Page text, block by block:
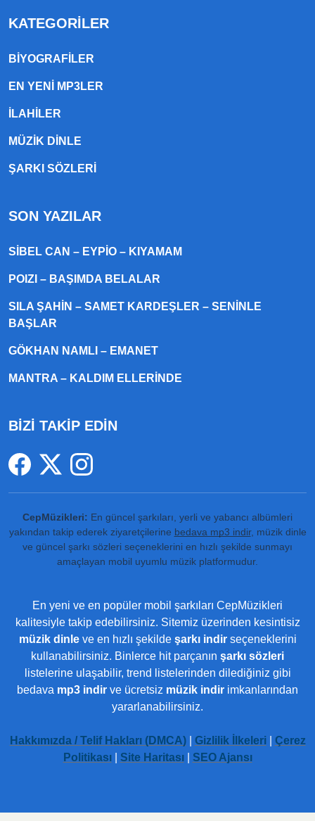
KATEGORILER
BIYOGRAFILER
EN YENI MP3LER
ILAHILER
MÜZIK DINLE
ŞARKI SÖZLERI
SON YAZILAR
SIBEL CAN – EYPIO – KIYAMAM
POIZI – BAŞIMDA BELALAR
SILA ŞAHIN – SAMET KARDEŞLER – SENINLE
BAŞLAR
GÖKHAN NAMLI – EMANET
MANTRA – KALDIM ELLERINDE
BİZİ TAKİP EDİN
CepMüzikleri: En güncel şarkıları, yerli ve yabancı albümleri
yakından takip ederek ziyaretçilerine bedava mp3 indir, müzik dinle
ve güncel şarkı sözleri seçeneklerini en hızlı şekilde sunmayı
amaçlayan mobil uyumlu müzik platformudur.
En yeni ve en popüler mobil şarkıları CepMüzikleri
kalitesiyle takip edebilirsiniz. Sitemiz üzerinden kesintisiz
müzik dinleve en hızlı şekilde şarkı indirseçeneklerini
kullanabilirsiniz. Binlerce hit parçanın şarkı sözleri
listelerine ulaşabilir, trend listelerinden dilediğiniz gibi
bedava mp3 indir ve ücretsiz müzik indir imkanlarından
yararlanabilirsiniz.
Hakkımızda / Telif Hakları (DMCA)| Gizlilik İlkeleri| Çerez
Politikası| Site Haritası| SEO Ajansı